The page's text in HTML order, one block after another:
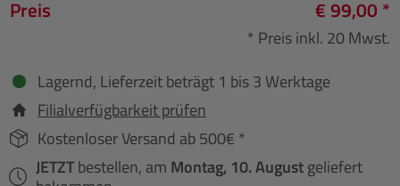
Preis € 99,00 *
* Preis inkl. 20 Mwst.
Lagernd, Lieferzeit beträgt 1 bis 3 Werktage
Filialverfügbarkeit prüfen
Kostenloser Versand ab 500€ *
JETZTbestellen, am Montag, 10. Augustgeliefert